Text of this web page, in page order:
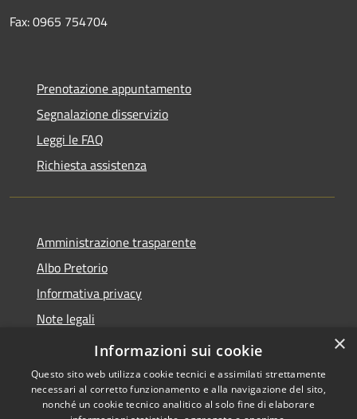
Fax: 0965 754704
Prenotazione appuntamento
Segnalazione disservizio
Leggi le FAQ
Richiesta assistenza
Amministrazione trasparente
Albo Pretorio
Informativa privacy
Note legali
Dichiarazione di accessibilità
×
Informazioni sui cookie
Questo sito web utilizza cookie tecnici e assimilati strettamente
necessari al corretto funzionamento e alla navigazione del sito,
nonché un cookie tecnico analitico al solo fine di elaborare